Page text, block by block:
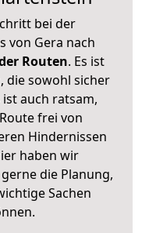
bei der
von Gera nach
Routen. Es ist
die sowohl sicher
auch ratsam,
frei von
Hindernissen
haben wir
die Planung,
Sachen